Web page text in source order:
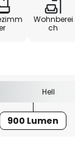
Wohnberei
ch
Hell
900 Lumen